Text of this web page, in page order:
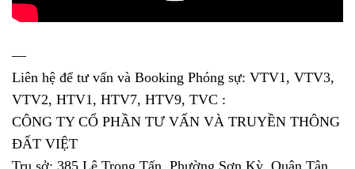
—
Liên hệ để tư vấn và Booking Phóng sự: VTV1, VTV3,
VTV2, HTV1, HTV7, HTV9, TVC :
CÔNG TY CỔ PHẦN TƯ VẤN VÀ TRUYỀN THÔNG
ĐẤT VIỆT
Trụ sở: 385 Lê Trọng Tấn, Phường Sơn Kỳ, Quận Tân